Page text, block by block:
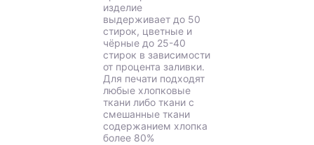
изделие
выдерживает до 50
стирок, цветные и
чёрные до 25-40
стирок в зависимости
от процента заливки.
Для печати подходят
любые хлопковые
ткани либо ткани с
смешанные ткани
содержанием хлопка
более 80%